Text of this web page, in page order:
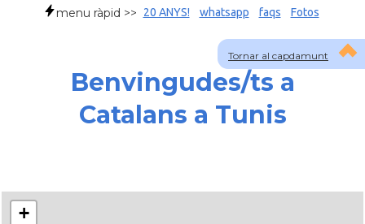
Tornar al capdamunt
menu ràpid >> 20 ANYS! whatsapp faqs Fotos
Benvingudes/ts a
Catalans a Tunis
+